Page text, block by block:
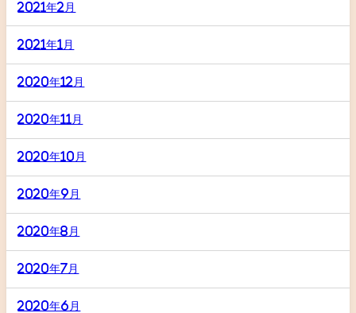
2021年2月
2021年1月
2020年12月
2020年11月
2020年10月
2020年9月
2020年8月
2020年7月
2020年6月